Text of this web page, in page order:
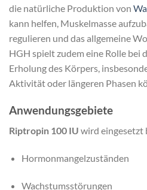
die natürliche Produktion von
kann helfen, Muskelmasse
regulieren und das allgemeine
HGH spielt zudem eine Rolle bei
Erholung des Körpers,
Aktivität oder längeren Phasen
Anwendungsgebiete
Riptropin 100 IU wird eingesetzt
Hormonmangelzuständen
Wachstumsstörungen